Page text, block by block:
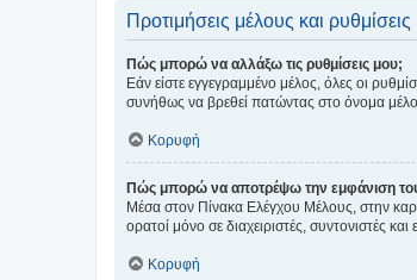
Προτιμήσεις μέλους και ρυθμίσεις
Πώς μπορώ να αλλάξω τις ρυθμίσεις μου;
Εάν είστε εγγεγραμμένο μέλος, όλες οι
συνήθως να βρεθεί πατώντας στο όνομα
Κορυφή
Πώς μπορώ να αποτρέψω την εμφάνιση
Μέσα στον Πίνακα Ελέγχου Μέλους, στην
ορατοί μόνο σε διαχειριστές, συντονιστές
Κορυφή